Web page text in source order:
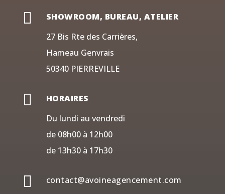

SHOWROOM, BUREAU, ATELIER
27 Bis Rte des Carrières,
Hameau Genvrais
50340 PIERREVILLE

HORAIRES
Du lundi au vendredi
de 08h00 à 12h00
de 13h30 à 17h30
 contact@avoineagencement.com